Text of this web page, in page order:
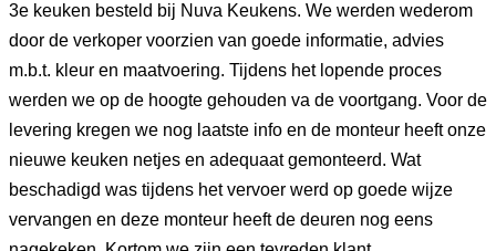
3e keuken besteld bij Nuva Keukens. We werden wederom
door de verkoper voorzien van goede informatie, advies
m.b.t. kleur en maatvoering. Tijdens het lopende proces
werden we op de hoogte gehouden va de voortgang. Voor de
levering kregen we nog laatste info en de monteur heeft onze
nieuwe keuken netjes en adequaat gemonteerd. Wat
beschadigd was tijdens het vervoer werd op goede wijze
vervangen en deze monteur heeft de deuren nog eens